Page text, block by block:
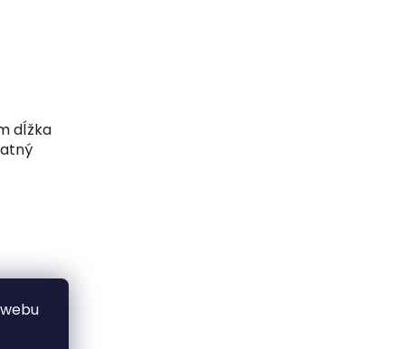
dĺžka